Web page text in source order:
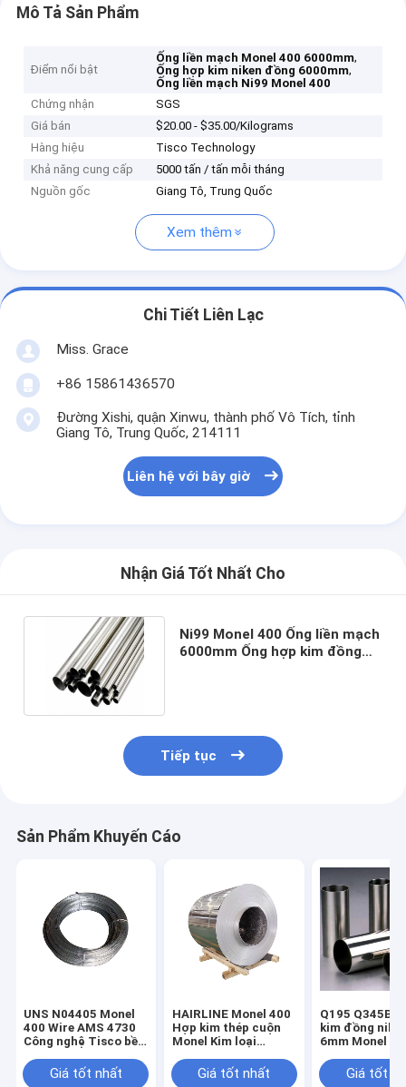
Mô Tả Sản Phẩm
Điểm nổi bật
Ống liền mạch Monel 400 6000mm,
Ống hợp kim niken đồng 6000mm,
Ống liền mạch Ni99 Monel 400
Chứng nhận
SGS
Giá bán
$20.00 - $35.00/Kilograms
Hàng hiệu
Tisco Technology
Khả năng cung cấp
5000 tấn / tấn mỗi tháng
Nguồn gốc
Giang Tô, Trung Quốc
Xem thêm
Chi Tiết Liên Lạc
Miss. Grace
+86 15861436570
Đường Xishi, quận Xinwu, thành phố Vô Tích, tỉnh
Giang Tô, Trung Quốc, 214111
Liên hệ với bây giờ
Nhận Giá Tốt Nhất Cho
Ni99 Monel 400 Ống liền mạch
6000mm Ống hợp kim đồng
Tiếp tục
Sản Phẩm Khuyến Cáo
UNS N04405 Monel
400 Wire AMS 4730
Công nghệ Tisco bề
Giá tốt nhất
HAIRLINE Monel 400
Hợp kim thép cuộn
Monel Kim loại
TicknessGiá tốt nhất
Q195 Q345B
kim đồng
6mm Monel
Giá tốt